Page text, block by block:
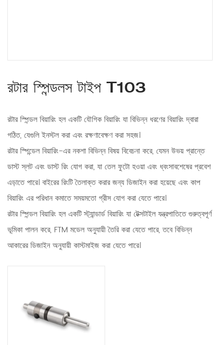
রটার স্পিন্ডলস টাইপ T103
রটার স্পিন্ডল বিয়ারিং হল একটি যৌগিক বিয়ারিং যা বিভিন্ন ধরণের বিয়ারিং দ্বারা
গঠিত, যেগুলি ইনস্টল করা এবং রক্ষণাবেক্ষণ করা সহজ।
রটার স্পিন্ডেল বিয়ারিং-এর নকশা বিভিন্ন বিষয় বিবেচনা করে, যেমন উভয় প্রান্তে
ডাস্ট স্লট এবং ডাস্ট রিং যোগ করা, যা তেল ফুটো হওয়া এবং ধ্বংসাবশেষের প্রবেশ
এড়াতে পারে। বাইরের রিংটি তৈলাক্ত করার জন্য ডিজাইন করা হয়েছে এবং কাপ
বিয়ারিং এর পরিধান কমাতে সময়মতো গ্রীস যোগ করা যেতে পারে।
রটার স্পিন্ডল বিয়ারিং হল একটি স্ট্যান্ডার্ড বিয়ারিং যা টেক্সটাইল যন্ত্রপাতিতে গুরুত্বপূর্ণ
ভূমিকা পালন করে, FTM মডেল অনুযায়ী তৈরি করা যেতে পারে, তবে বিভিন্ন
আকারের ডিজাইন অনুযায়ী কাস্টমাইজ করা যেতে পারে।